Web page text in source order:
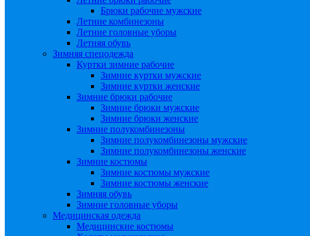
Брюки рабочие мужские
Летние комбинезоны
Летние головные уборы
Летняя обувь
Зимняя спецодежда
Куртки зимние рабочие
Зимние куртки мужские
Зимние куртки женские
Зимние брюки рабочие
Зимние брюки мужские
Зимние брюки женские
Зимние полукомбинезоны
Зимние полукомбинезоны мужские
Зимние полукомбинезоны женские
Зимние костюмы
Зимние костюмы мужские
Зимние костюмы женские
Зимняя обувь
Зимние головные уборы
Медицинская одежда
Медицинские костюмы